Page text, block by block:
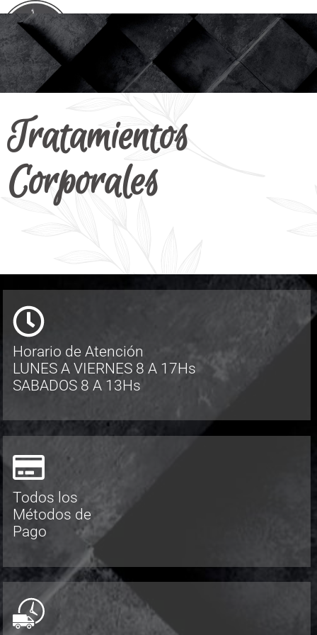
Tratamientos
Corporales
Horario de Atención
LUNES A VIERNES 8 A 17Hs
SABADOS 8 A 13Hs
Todos los
Métodos de
Pago